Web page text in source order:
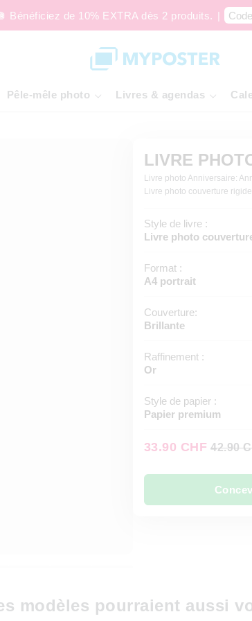
Bénéficiez de 10% EXTRA dès 2 produits. |
Pêle-mêle photo Livres & agendas
LIVRE
Livre photo Anniversaire:
Livre photo couverture
Style de livre :
Livre photo
Format :
A4 portrait
Couverture:
Brillante
Raffinement :
Or
Style de papier :
Papier premium
33.90 CHF 42.90
modèles pourraient aussi